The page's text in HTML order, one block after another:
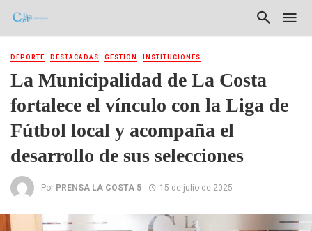
DEPORTE DESTACADAS GESTIÓN INSTITUCIONES
La Municipalidad de La Costa
fortalece el vínculo con la Liga de
Fútbol local y acompaña el
desarrollo de sus selecciones
Por PRENSA LA COSTA 5 15 de julio de 2025